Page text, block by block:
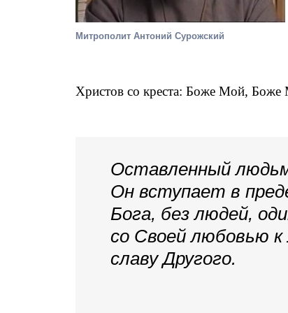
Митрополит Антоний Сурожский
Христов со креста: Боже Мой, Боже
Оставленный
Он вступает в
Бога, без людей,
со Своей любовью к
славу Другого.